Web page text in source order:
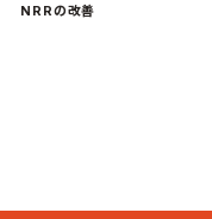
NRRの改善